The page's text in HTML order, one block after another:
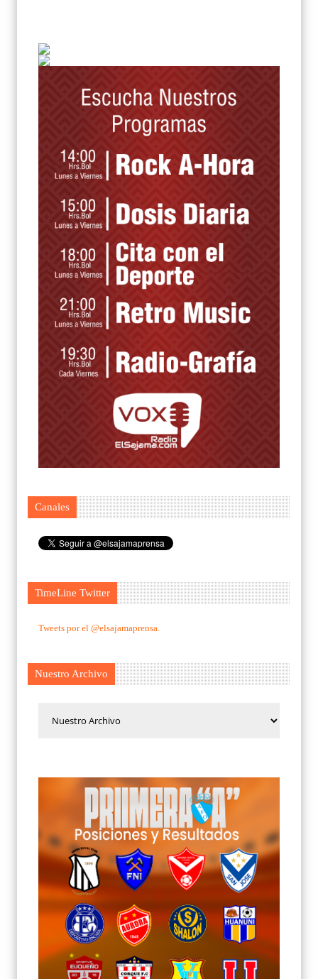
Canales
TimeLine Twitter
Tweets por el @elsajamaprensa.
Nuestro Archivo